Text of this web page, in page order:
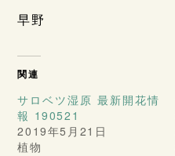
早野
関連
サロベツ湿原 最新開花情
報 190521
2019年5月21日
植物